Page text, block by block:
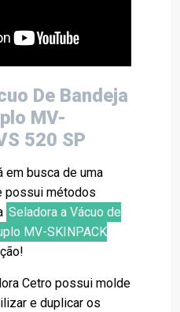
De Bandeja
MV-
520 SP
em busca de uma
possui métodos
Seladora a Vácuo de
MV-SKINPACK
Cetro possui molde
e duplicar os